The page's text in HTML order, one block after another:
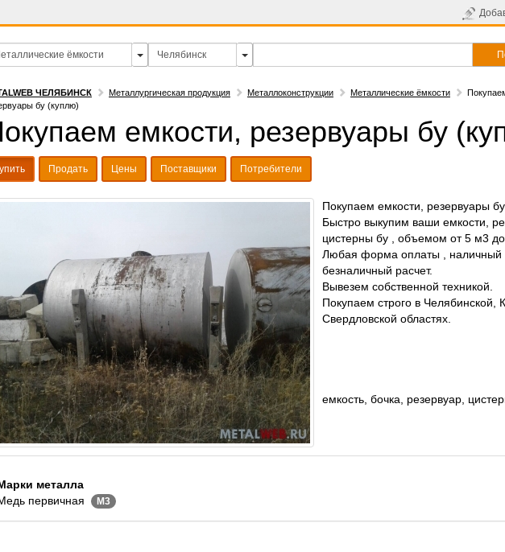
ЧЕЛЯБИНСК Металлургическая продукция Металлоконструкции Металлические ёмкости
бу (куплю)
емкости, резервуары бу
Продать Цены Поставщики Потребители
Покупаем емкости, резервуары бу
Быстро выкупим ваши емкости,
цистерны бу , объемом от 5 м3
Любая форма оплаты , наличный
безналичный расчет.
Вывезем собственной техникой.
Покупаем строго в Челябинской,
Свердловской областях.
емкость, бочка, резервуар,
металла
первичная
М3